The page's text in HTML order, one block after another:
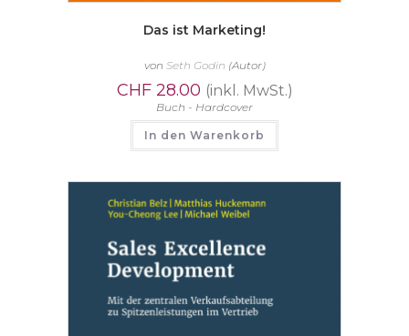
Das ist Marketing!
von Seth Godin (Autor)
CHF28.00 (inkl. MwSt.)
Buch - Hardcover
In den Warenkorb